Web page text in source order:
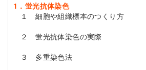
1．蛍光抗体染色
１ 細胞や組織標本のつくり方
２ 蛍光抗体染色の実際
３ 多重染色法